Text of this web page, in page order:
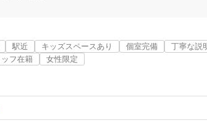
応 オンラインサポートあり
るため納得できない
たびに、
というお悩みをお持ちの方もいらっしゃるかもしれま
して施術を行います。
りと理解したうえで最適な施術を提供いたします。
ですので、異性の目を気にすることなく、どんなこと
駅近 キッズスペースあり 個室完備 丁寧な説
フ在籍 女性限定